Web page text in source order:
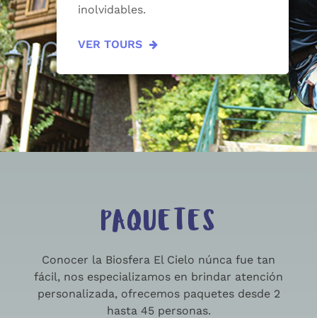
inolvidables.
VER TOURS
PAQUETES
Conocer la Biosfera El Cielo núnca fue tan
fácil, nos especializamos en brindar atención
personalizada, ofrecemos paquetes desde 2
hasta 45 personas.